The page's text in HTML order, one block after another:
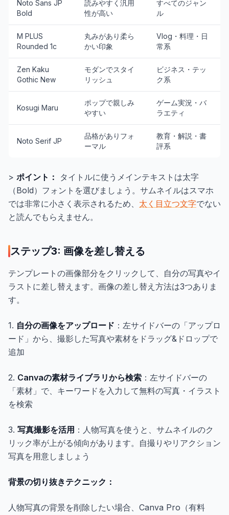
Noto Sans JP
Bold
読みやすく汎用
性が高い
すべてのジャン
ル
M PLUS
Rounded 1c
丸みがあり柔ら
かい印象
Vlog・料理・日
常系
Zen Kaku
Gothic New
モダンでスタイ
リッシュ
ビジネス・テッ
ク系
Kosugi Maru
ポップで親しみ
やすい
ゲーム実況・バ
ラエティ
Noto Serif JP
品格がありフォ
ーマル
教育・解説・書
評系
> ポイント：
タイトルに使うメインテキストは太字
（Bold）フォントを選びましょう。サムネイルはスマホ
では非常に小さく表示されるため、 太く目立つ文字でない
と読んでもらえません。
ステップ3: 画像を差し替える
テンプレートの画像部分をクリックして、自分の写真やイ
ラストに差し替えます。画像の差し替え方法は3つありま
す。
1. 自分の画像をアップロード ：左サイドバーの「アップロ
ード」から、撮影した写真や素材をドラッグ&ドロップで
追加
2. Canvaの素材ライブラリから検索 ：左サイドバーの
「素材」で、キーワードを入力して無料の写真・イラスト
を検索
3. 写真撮影を活用 ：人物写真を使うと、サムネイルのク
リック率が上がる傾向があります。自撮りやリアクション
写真を用意しましょう
背景の切り抜きテクニック：
人物写真の背景を削除したい場合、Canva Pro（有料